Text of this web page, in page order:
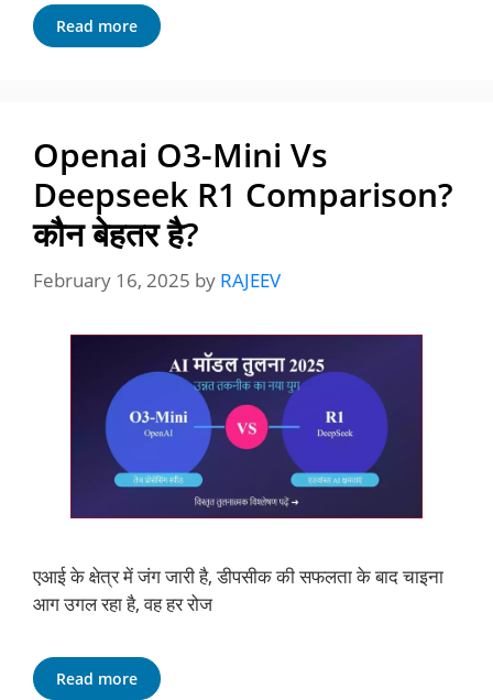
Read more
Openai O3-Mini Vs
Deepseek R1 Comparison?
कौन बेहतर है?
February 16, 2025 by RAJEEV
एआई के क्षेत्र में जंग जारी है, डीपसीक की सफलता के बाद चाइना
आग उगल रहा है, वह हर रोज
Read more